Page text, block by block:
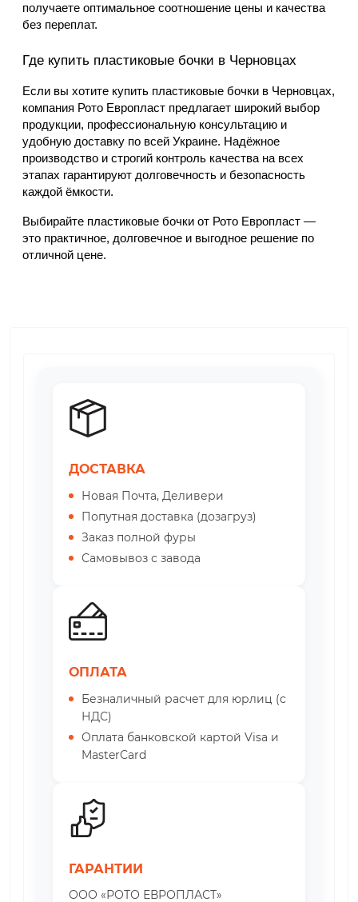
получаете оптимальное соотношение цены и качества
без переплат.
Где купить пластиковые бочки в Черновцах
Если вы хотите купить пластиковые бочки в Черновцах,
компания Рото Европласт предлагает широкий выбор
продукции, профессиональную консультацию и
удобную доставку по всей Украине. Надёжное
производство и строгий контроль качества на всех
этапах гарантируют долговечность и безопасность
каждой ёмкости.
Выбирайте пластиковые бочки от Рото Европласт —
это практичное, долговечное и выгодное решение по
отличной цене.
ДОСТАВКА
Новая Почта, Деливери
Попутная доставка (дозагруз)
Заказ полной фуры
Самовывоз с завода
ОПЛАТА
Безналичный расчет для юрлиц (с
НДС)
Оплата банковской картой Visa и
MasterCard
ГАРАНТИИ
ООО «РОТО ЕВРОПЛАСТ»